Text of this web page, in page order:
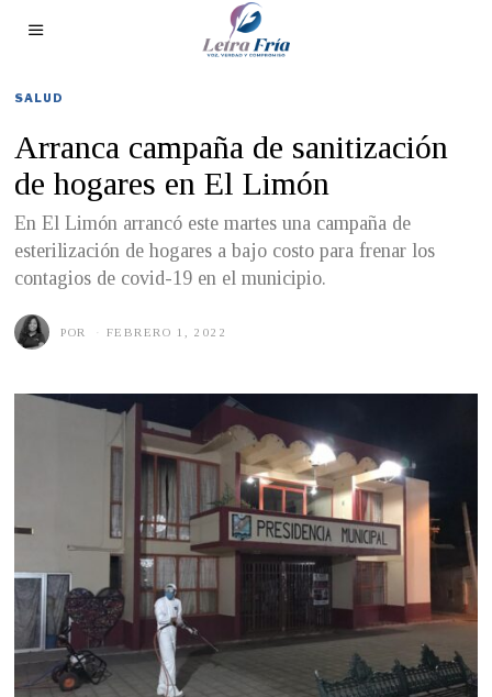
SALUD
Arranca campaña de sanitización
de hogares en El Limón
En El Limón arrancó este martes una campaña de
esterilización de hogares a bajo costo para frenar los
contagios de covid-19 en el municipio.
POR FEBRERO 1, 2022
E
O
0
2
2